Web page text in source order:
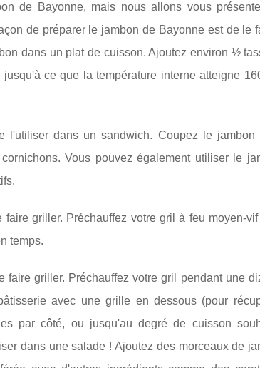
de Bayonne, mais nous allons vous
de préparer le jambon de Bayonne est de le
dans un plat de cuisson. Ajoutez environ ½
ce que la température interne atteigne
l'utiliser dans un sandwich. Coupez le jambon
Vous pouvez également utiliser le
griller. Préchauffez votre gril à feu moyen-
temps.
griller. Préchauffez votre gril pendant une
avec une grille en dessous (pour
par côté, ou jusqu'au degré de cuisson
dans une salade ! Ajoutez des morceaux de